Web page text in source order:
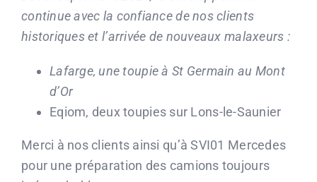
Actualité
Recrutement
CONTACT
continue avec la confiance de nos clients
historiques et l’arrivée de nouveaux malaxeurs :
Lafarge, une toupie à St Germain au Mont
d’Or
Eqiom, deux toupies sur Lons-le-Saunier
Merci à nos clients ainsi qu’à SVI01 Mercedes
pour une préparation des camions toujours